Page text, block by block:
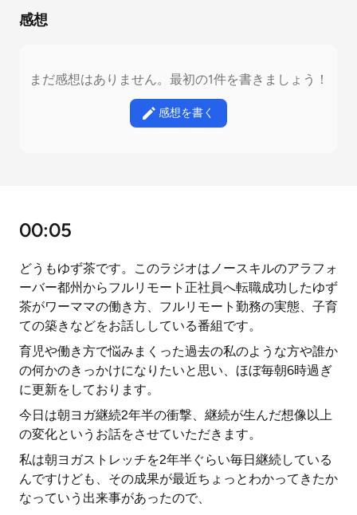
感想
まだ感想はありません。最初の1件を書きましょう！
感想を書く
00:05
どうもゆず茶です。このラジオはノースキルのアラフォ
ーバー都州からフルリモート正社員へ転職成功したゆず
茶がワーママの働き方、フルリモート勤務の実態、子育
ての築きなどをお話ししている番組です。
育児や働き方で悩みまくった過去の私のような方や誰か
の何かのきっかけになりたいと思い、ほぼ毎朝6時過ぎ
に更新をしております。
今日は朝ヨガ継続2年半の衝撃、継続が生んだ想像以上
の変化というお話をさせていただきます。
私は朝ヨガストレッチを2年半ぐらい毎日継続している
んですけども、その成果が最近ちょっとわかってきたか
なっていう出来事があったので、